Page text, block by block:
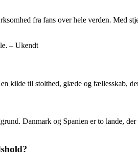
fra fans over hele verden. Med
– Ukendt
kilde til stolthed, glæde og fællesskab,
Danmark og Spanien er to lande,